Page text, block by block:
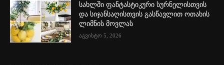
სახლში ფანტასტიკური სურნელისთვის
და სიჯანსაღისთვის გასწავლით ოთახის
ლიმნის მოვლას
აგვისტო 5, 2026